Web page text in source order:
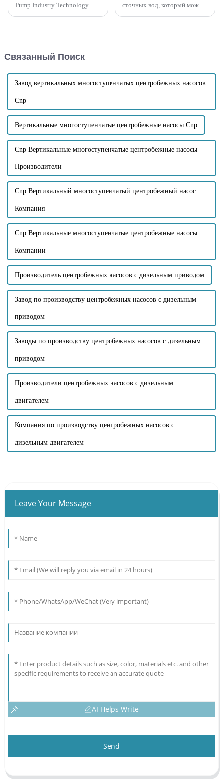
Pump Industry Technology
эффективного устранения
сточных вод, который может
примесями...
Связанный Поиск
Завод вертикальных многоступенчатых центробежных насосов
Cnp
Вертикальные многоступенчатые центробежные насосы Cnp
Cnp Вертикальные многоступенчатые центробежные насосы
Производители
Cnp Вертикальный многоступенчатый центробежный насос
Компания
Cnp Вертикальные многоступенчатые центробежные насосы
Компании
Производитель центробежных насосов с дизельным приводом
Завод по производству центробежных насосов с дизельным
приводом
Заводы по производству центробежных насосов с дизельным
приводом
Производители центробежных насосов с дизельным
двигателем
Компания по производству центробежных насосов с
дизельным двигателем
Leave Your Message
AI Helps Write
Send